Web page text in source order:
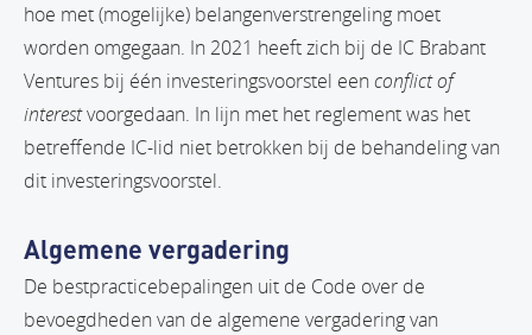
hoe met (mogelijke) belangenverstrengeling moet
worden omgegaan. In 2021 heeft zich bij de IC Brabant
Ventures bij één investeringsvoorstel een conflict of
interestvoorgedaan. In lijn met het reglement was het
betreffende IC-lid niet betrokken bij de behandeling van
dit investeringsvoorstel.
Algemene vergadering
De bestpracticebepalingen uit de Code over de
bevoegdheden van de algemene vergadering van